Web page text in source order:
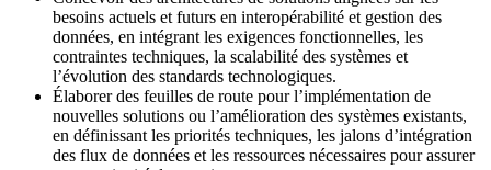
besoins actuels et futurs en interopérabilité et gestion des
données, en intégrant les exigences fonctionnelles, les
contraintes techniques, la scalabilité des systèmes et
l’évolution des standards technologiques.
Élaborer des feuilles de route pour l’implémentation de
nouvelles solutions ou l’amélioration des systèmes existants,
en définissant les priorités techniques, les jalons d’intégration
des flux de données et les ressources nécessaires pour assurer